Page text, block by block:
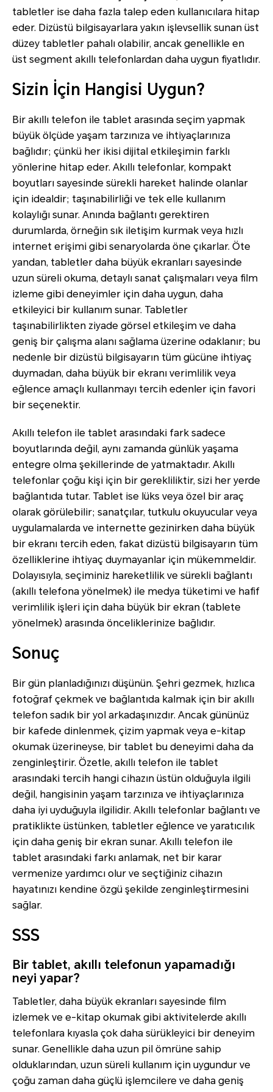
tabletler ise daha fazla talep eden kullanıcılara hitap
eder. Dizüstü bilgisayarlara yakın işlevsellik sunan üst
düzey tabletler pahalı olabilir, ancak genellikle en
üst segment akıllı telefonlardan daha uygun fiyatlıdır.
Sizin İçin Hangisi Uygun?
Bir akıllı telefon ile tablet arasında seçim yapmak
büyük ölçüde yaşam tarzınıza ve ihtiyaçlarınıza
bağlıdır; çünkü her ikisi dijital etkileşimin farklı
yönlerine hitap eder. Akıllı telefonlar, kompakt
boyutları sayesinde sürekli hareket halinde olanlar
için idealdir; taşınabilirliği ve tek elle kullanım
kolaylığı sunar. Anında bağlantı gerektiren
durumlarda, örneğin sık iletişim kurmak veya hızlı
internet erişimi gibi senaryolarda öne çıkarlar. Öte
yandan, tabletler daha büyük ekranları sayesinde
uzun süreli okuma, detaylı sanat çalışmaları veya film
izleme gibi deneyimler için daha uygun, daha
etkileyici bir kullanım sunar. Tabletler
taşınabilirlikten ziyade görsel etkileşim ve daha
geniş bir çalışma alanı sağlama üzerine odaklanır; bu
nedenle bir dizüstü bilgisayarın tüm gücüne ihtiyaç
duymadan, daha büyük bir ekranı verimlilik veya
eğlence amaçlı kullanmayı tercih edenler için favori
bir seçenektir.
Akıllı telefon ile tablet arasındaki fark sadece
boyutlarında değil, aynı zamanda günlük yaşama
entegre olma şekillerinde de yatmaktadır. Akıllı
telefonlar çoğu kişi için bir gerekliliktir, sizi her yerde
bağlantıda tutar. Tablet ise lüks veya özel bir araç
olarak görülebilir; sanatçılar, tutkulu okuyucular veya
uygulamalarda ve internette gezinirken daha büyük
bir ekranı tercih eden, fakat dizüstü bilgisayarın tüm
özelliklerine ihtiyaç duymayanlar için mükemmeldir.
Dolayısıyla, seçiminiz hareketlilik ve sürekli bağlantı
(akıllı telefona yönelmek) ile medya tüketimi ve hafif
verimlilik işleri için daha büyük bir ekran (tablete
yönelmek) arasında önceliklerinize bağlıdır.
Sonuç
Bir gün planladığınızı düşünün. Şehri gezmek, hızlıca
fotoğraf çekmek ve bağlantıda kalmak için bir akıllı
telefon sadık bir yol arkadaşınızdır. Ancak gününüz
bir kafede dinlenmek, çizim yapmak veya e-kitap
okumak üzerineyse, bir tablet bu deneyimi daha da
zenginleştirir. Özetle, akıllı telefon ile tablet
arasındaki tercih hangi cihazın üstün olduğuyla ilgili
değil, hangisinin yaşam tarzınıza ve ihtiyaçlarınıza
daha iyi uyduğuyla ilgilidir. Akıllı telefonlar bağlantı ve
pratiklikte üstünken, tabletler eğlence ve yaratıcılık
için daha geniş bir ekran sunar. Akıllı telefon ile
tablet arasındaki farkı anlamak, net bir karar
vermenize yardımcı olur ve seçtiğiniz cihazın
hayatınızı kendine özgü şekilde zenginleştirmesini
sağlar.
SSS
Bir tablet, akıllı telefonun yapamadığı
neyi yapar?
Tabletler, daha büyük ekranları sayesinde film
izlemek ve e-kitap okumak gibi aktivitelerde akıllı
telefonlara kıyasla çok daha sürükleyici bir deneyim
sunar. Genellikle daha uzun pil ömrüne sahip
olduklarından, uzun süreli kullanım için uygundur ve
çoğu zaman daha güçlü işlemcilere ve daha geniş